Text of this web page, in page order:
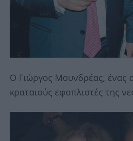
Ο Γιώργος Μουνδρέας, ένας
κραταιούς εφοπλιστές της